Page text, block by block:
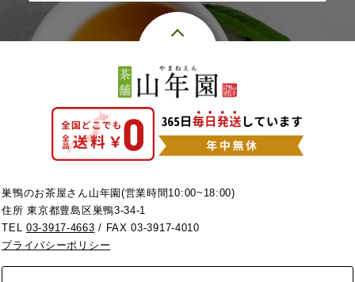
巣鴨のお茶屋さん山年園(営業時間10:00~18:00)
住所 東京都豊島区巣鴨3-34-1
TEL03-3917-4663 / FAX 03-3917-4010
プライバシーポリシー